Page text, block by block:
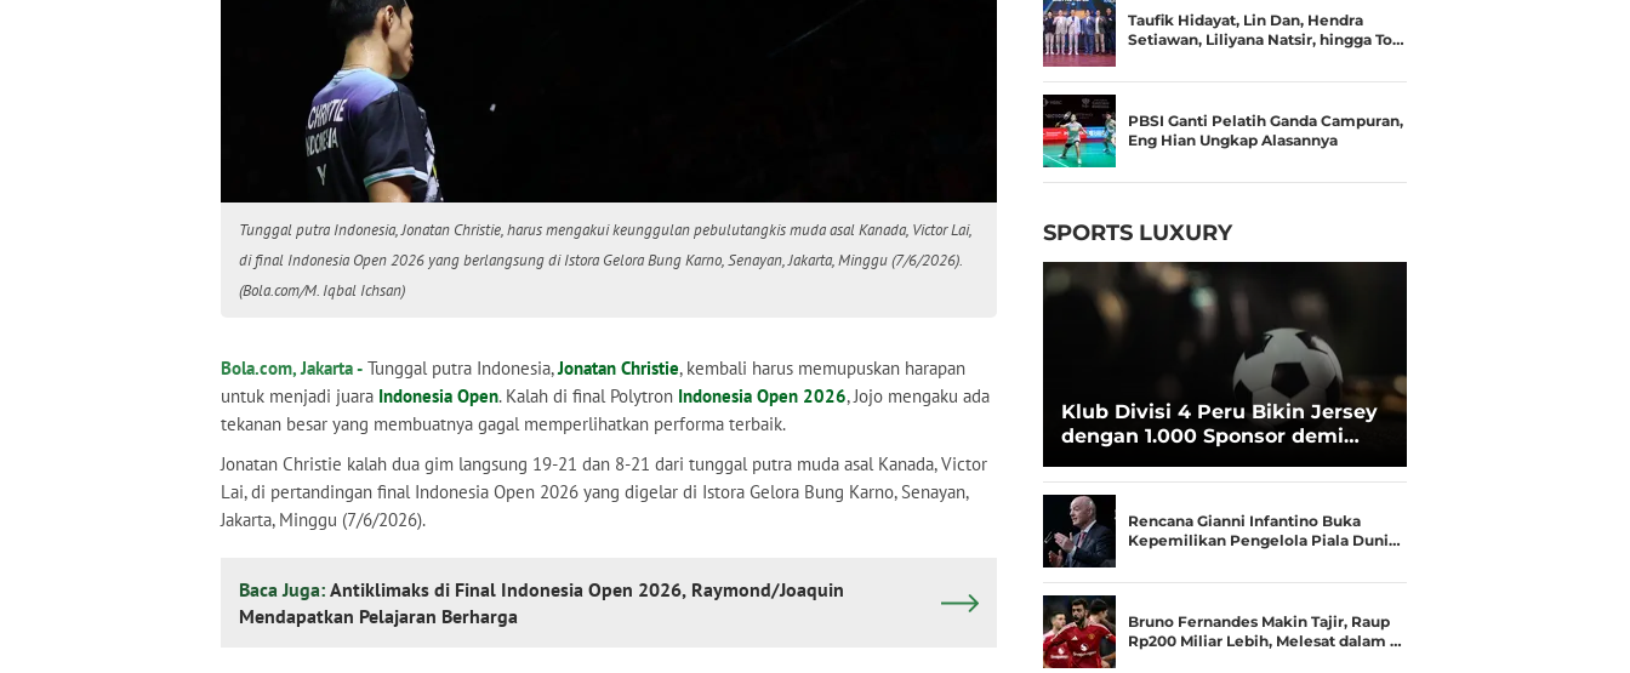
Tunggal putra Indonesia, Jonatan Christie, harus mengakui keunggulan pebulutangkis muda asal Kanada, Victor Lai,
di final Indonesia Open 2026 yang berlangsung di Istora Gelora Bung Karno, Senayan, Jakarta, Minggu (7/6/2026).
(Bola.com/M. Iqbal Ichsan)
Bola.com, Jakarta - Tunggal putra Indonesia,Jonatan Christie, kembali harus memupuskan harapan
untuk menjadi juara Indonesia Open. Kalah di final Polytron Indonesia Open 2026, Jojo mengaku ada
tekanan besar yang membuatnya gagal memperlihatkan performa terbaik.
Jonatan Christie kalah dua gim langsung 19-21 dan 8-21 dari tunggal putra muda asal Kanada, Victor
Lai, di pertandingan final Indonesia Open 2026 yang digelar di Istora Gelora Bung Karno, Senayan,
Jakarta, Minggu (7/6/2026).
Baca Juga: Antiklimaks di Final Indonesia Open 2026, Raymond/Joaquin
Mendapatkan Pelajaran Berharga
Taufik Hidayat, Lin Dan, Hendra
Setiawan, Liliyana Natsir, hingga To…
PBSI Ganti Pelatih Ganda Campuran,
Eng Hian Ungkap Alasannya
SPORTS LUXURY
Klub Divisi 4 Peru Bikin Jersey
dengan 1.000 Sponsor demi
Rencana Gianni Infantino Buka
Kepemilikan Pengelola Piala Duni…
Bruno Fernandes Makin Tajir, Raup
Rp200 Miliar Lebih, Melesat dalam …